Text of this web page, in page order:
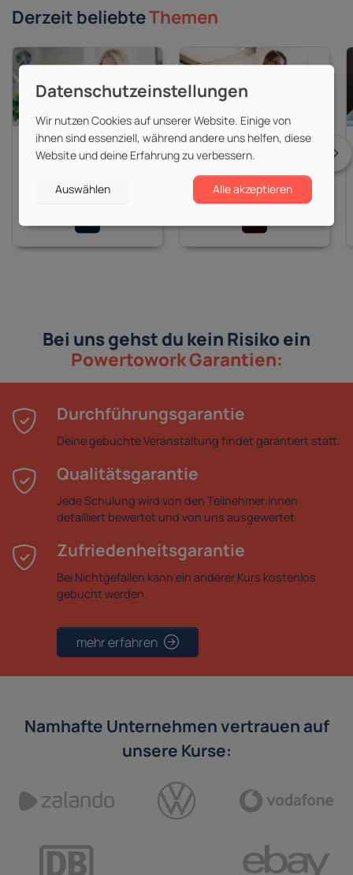
Derzeit beliebteThemen
Adobe Photoshop
ab 525,00 €
Adobe Illustrator
ab 525,00 €
Bei uns gehst du kein Risiko ein
Powertowork Garantien:
Durchführungsgarantie
Deine gebuchte Veranstaltung findet garantiert statt.
Qualitätsgarantie
Jede Schulung wird von den Teilnehmer:innen
detailliert bewertet und von uns ausgewertet.
Zufriedenheitsgarantie
Bei Nichtgefallen kann ein anderer Kurs kostenlos
gebucht werden.
mehr erfahren
Namhafte Unternehmen vertrauen auf
unsere Kurse:
Wir nutzen Cookies auf unserer Website. Einige von
ihnen sind essenziell, während andere uns helfen, diese
Website und deine Erfahrung zu verbessern.
Auswählen Alle akzeptieren